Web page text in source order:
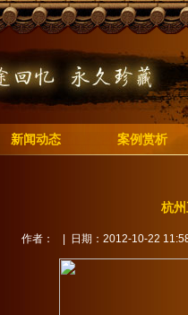
新闻动态 案例赏析
杭
作者： | 日期：2012-10-22